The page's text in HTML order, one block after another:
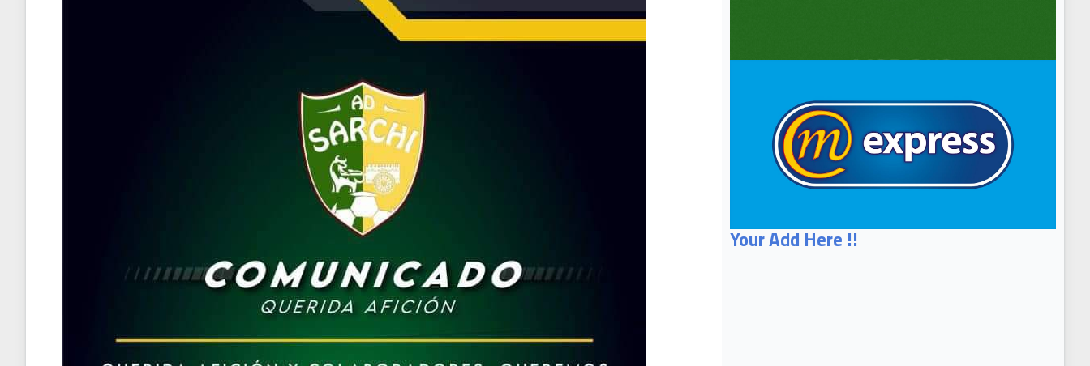
Your Add Here !!